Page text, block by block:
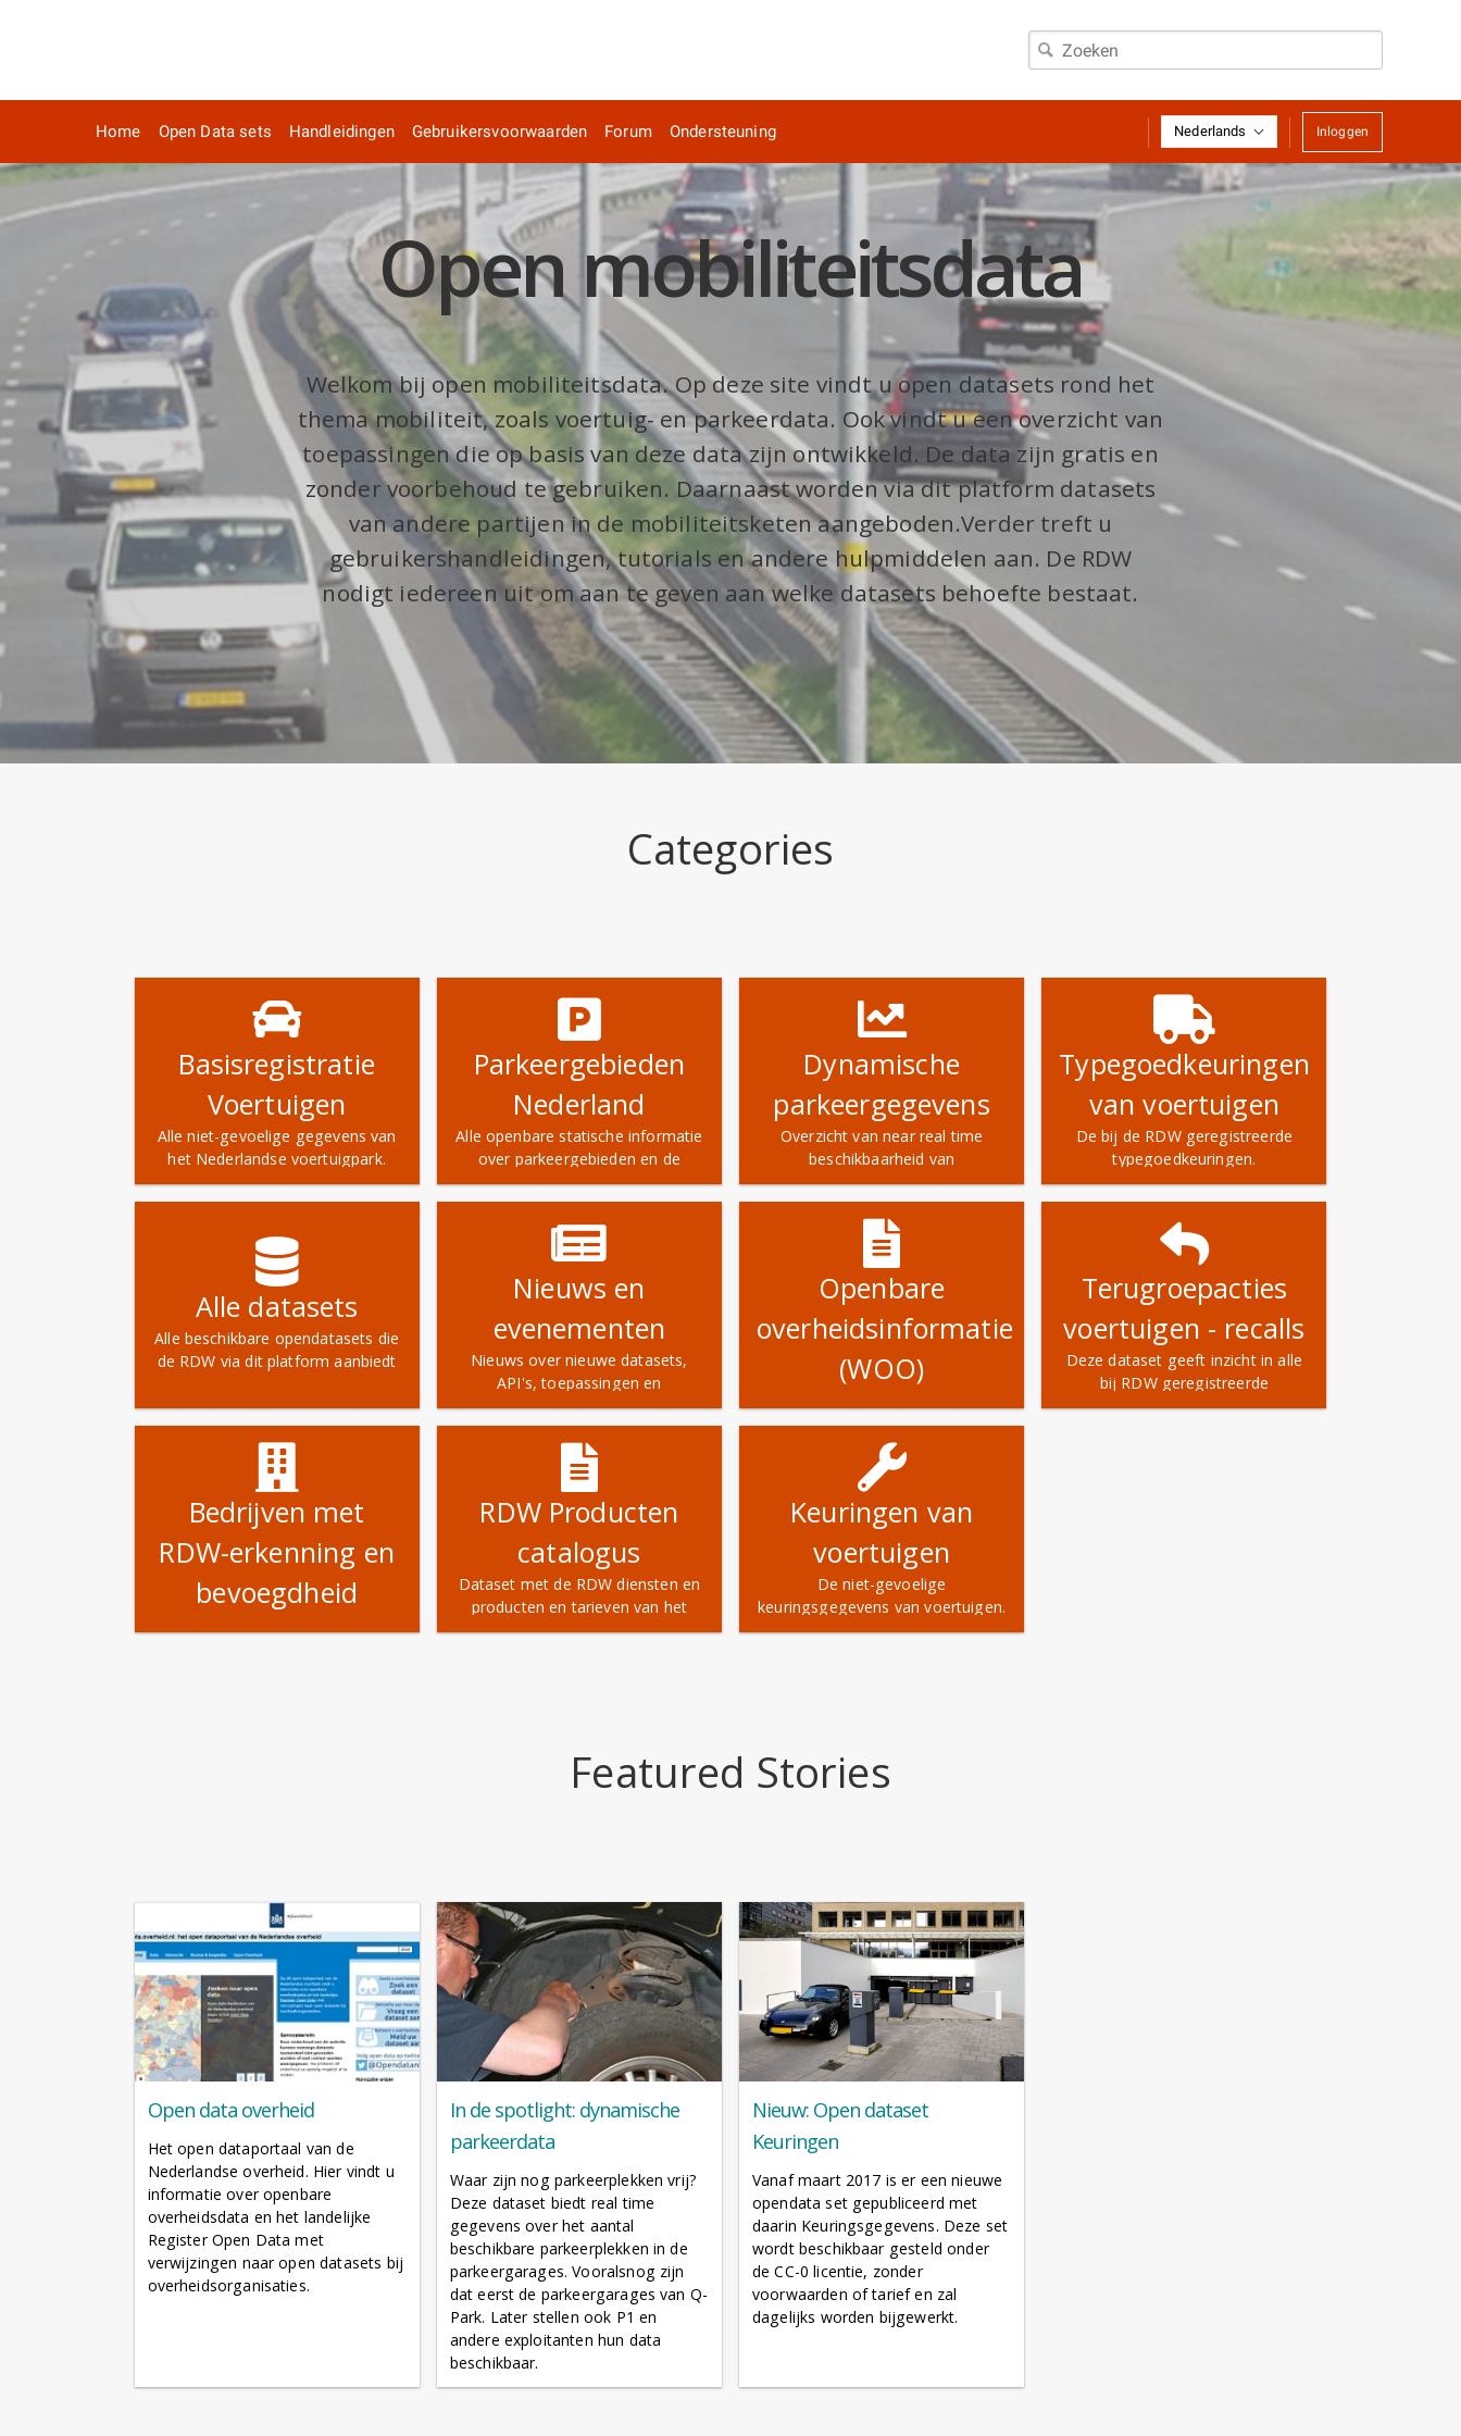
Home Open Data sets Handleidingen Gebruikersvoorwaarden Forum Ondersteuning Nederlands Inloggen
Open mobiliteitsdata
Welkom bij open mobiliteitsdata. Op deze site vindt u open datasets rond het
thema mobiliteit, zoals voertuig- en parkeerdata. Ook vindt u een overzicht van
toepassingen die op basis van deze data zijn ontwikkeld. De data zijn gratis en
zonder voorbehoud te gebruiken. Daarnaast worden via dit platform datasets
van andere partijen in de mobiliteitsketen aangeboden.Verder treft u
gebruikershandleidingen, tutorials en andere hulpmiddelen aan. De RDW
nodigt iedereen uit om aan te geven aan welke datasets behoefte bestaat.
Categories
Basisregistratie
Voertuigen
Alle niet-gevoelige gegevens van
het Nederlandse voertuigpark.
Parkeergebieden
Nederland
Alle openbare statische informatie
over parkeergebieden en de
bijbehorende tarieven van alle
openbare parkeervoorzieningen
van Nederlandse gemeenten
Dynamische
parkeergegevens
Overzicht van near real time
beschikbaarheid van
gemeentelijke en commerciele
parkeerruimte. Verwijzing naar
vindplaatsen.
Typegoedkeuringen
van voertuigen
De bij de RDW geregistreerde
typegoedkeuringen.
Alle datasets
Alle beschikbare opendatasets die
de RDW via dit platform aanbiedt
Nieuws en
evenementen
Nieuws over nieuwe datasets,
API's, toepassingen en
evenementen
Openbare
overheidsinformatie
(WOO)
medewerkers unit Handhaving in
kader van de WOO
Terugroepacties
voertuigen - recalls
Deze dataset geeft inzicht in alle
bij RDW geregistreerde
terugroepacties
Bedrijven met
RDW-erkenning en
bevoegdheid
RDW Producten
catalogus
Dataset met de RDW diensten en
producten en tarieven van het
huidige jaar.
Keuringen van
voertuigen
De niet-gevoelige
keuringsgegevens van voertuigen.
Featured Stories
Open data overheid
Het open dataportaal van de
Nederlandse overheid. Hier vindt u
informatie over openbare
overheidsdata en het landelijke
Register Open Data met
verwijzingen naar open datasets bij
overheidsorganisaties.
In de spotlight: dynamische
parkeerdata
Waar zijn nog parkeerplekken vrij?
Deze dataset biedt real time
gegevens over het aantal
beschikbare parkeerplekken in de
parkeergarages. Vooralsnog zijn
dat eerst de parkeergarages van Q-
Park. Later stellen ook P1 en
andere exploitanten hun data
beschikbaar.
Nieuw: Open dataset
Keuringen
Vanaf maart 2017 is er een nieuwe
opendata set gepubliceerd met
daarin Keuringsgegevens. Deze set
wordt beschikbaar gesteld onder
de CC-0 licentie, zonder
voorwaarden of tarief en zal
dagelijks worden bijgewerkt.